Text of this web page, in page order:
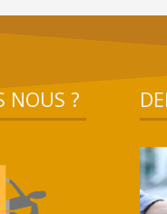
NOUS ?